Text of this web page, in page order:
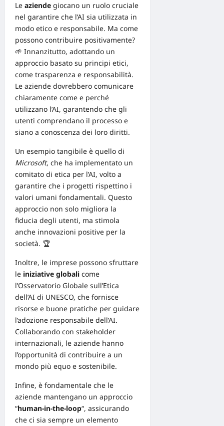
Le aziende giocano un ruolo cruciale
nel garantire che l’AI sia utilizzata in
modo etico e responsabile. Ma come
possono contribuire positivamente?
🌱 Innanzitutto, adottando un
approccio basato su principi etici,
come trasparenza e responsabilità.
Le aziende dovrebbero comunicare
chiaramente come e perché
utilizzano l’AI, garantendo che gli
utenti comprendano il processo e
siano a conoscenza dei loro diritti.
Un esempio tangibile è quello di
Microsoft, che ha implementato un
comitato di etica per l’AI, volto a
garantire che i progetti rispettino i
valori umani fondamentali. Questo
approccio non solo migliora la
fiducia degli utenti, ma stimola
anche innovazioni positive per la
società. 🏆
Inoltre, le imprese possono sfruttare
le iniziative globali come
l’Osservatorio Globale sull’Etica
dell’AI di UNESCO, che fornisce
risorse e buone pratiche per guidare
l’adozione responsabile dell’AI.
Collaborando con stakeholder
internazionali, le aziende hanno
l’opportunità di contribuire a un
mondo più equo e sostenibile.
Infine, è fondamentale che le
aziende mantengano un approccio
“human-in-the-loop“, assicurando
che ci sia sempre un elemento